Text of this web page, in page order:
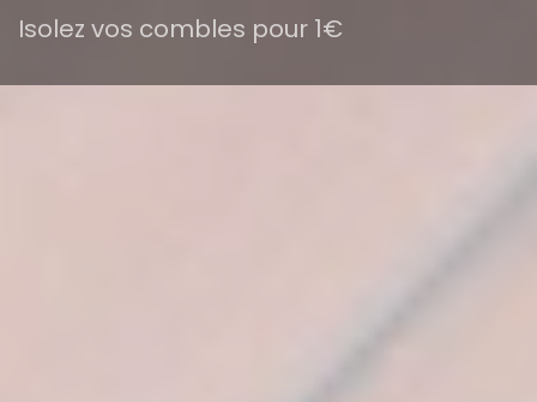
Isolez vos combles pour 1€